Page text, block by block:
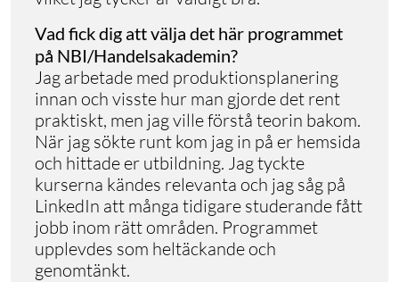
Vad fick dig att välja det här programmet
på NBI/Handelsakademin?
Jag arbetade med produktionsplanering
innan och visste hur man gjorde det rent
praktiskt, men jag ville förstå teorin bakom.
När jag sökte runt kom jag in på er hemsida
och hittade er utbildning. Jag tyckte
kurserna kändes relevanta och jag såg på
LinkedIn att många tidigare studerande fått
jobb inom rätt områden. Programmet
upplevdes som heltäckande och
genomtänkt.